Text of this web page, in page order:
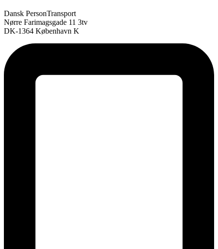
Dansk PersonTransport
Nørre Farimagsgade 11 3tv
DK-1364 København K